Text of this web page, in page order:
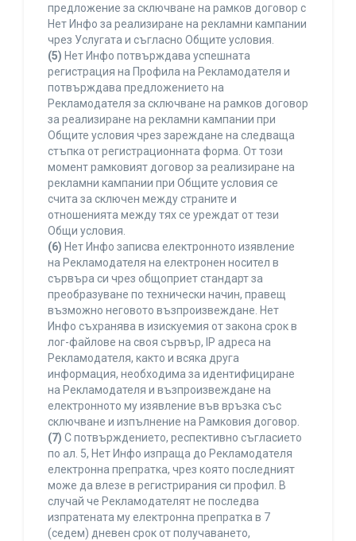
предложение за сключване на рамков договор с
Нет Инфо за реализиране на рекламни кампании
чрез Услугата и съгласно Общите условия.
(5) Нет Инфо потвърждава успешната
регистрация на Профила на Рекламодателя и
потвърждава предложението на
Рекламодателя за сключване на рамков договор
за реализиране на рекламни кампании при
Общите условия чрез зареждане на следваща
стъпка от регистрационната форма. От този
момент рамковият договор за реализиране на
рекламни кампании при Общите условия се
счита за сключен между страните и
отношенията между тях се уреждат от тези
Общи условия.
(6) Нет Инфо записва електронното изявление
на Рекламодателя на електронен носител в
сървъра си чрез общоприет стандарт за
преобразуване по технически начин, правещ
възможно неговото възпроизвеждане. Нет
Инфо съхранява в изискуемия от закона срок в
лог-файлове на своя сървър, IP адреса на
Рекламодателя, както и всяка друга
информация, необходима за идентифициране
на Рекламодателя и възпроизвеждане на
електронното му изявление във връзка със
сключване и изпълнение на Рамковия договор.
(7) С потвърждението, респективно съгласието
по ал. 5, Нет Инфо изпраща до Рекламодателя
електронна препратка, чрез която последният
може да влезе в регистрирания си профил. В
случай че Рекламодателят не последва
изпратената му електронна препратка в 7
(седем) дневен срок от получаването,